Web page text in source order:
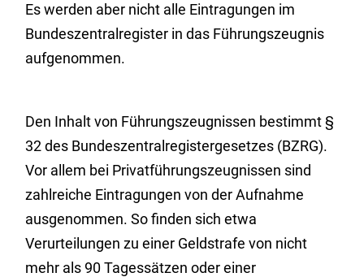
Es werden aber nicht alle Eintragungen im
Bundeszentralregister in das Führungszeugnis
aufgenommen.
Den Inhalt von Führungszeugnissen bestimmt §
32 des Bundeszentralregistergesetzes (BZRG).
Vor allem bei Privatführungszeugnissen sind
zahlreiche Eintragungen von der Aufnahme
ausgenommen. So finden sich etwa
Verurteilungen zu einer Geldstrafe von nicht
mehr als 90 Tagessätzen oder einer